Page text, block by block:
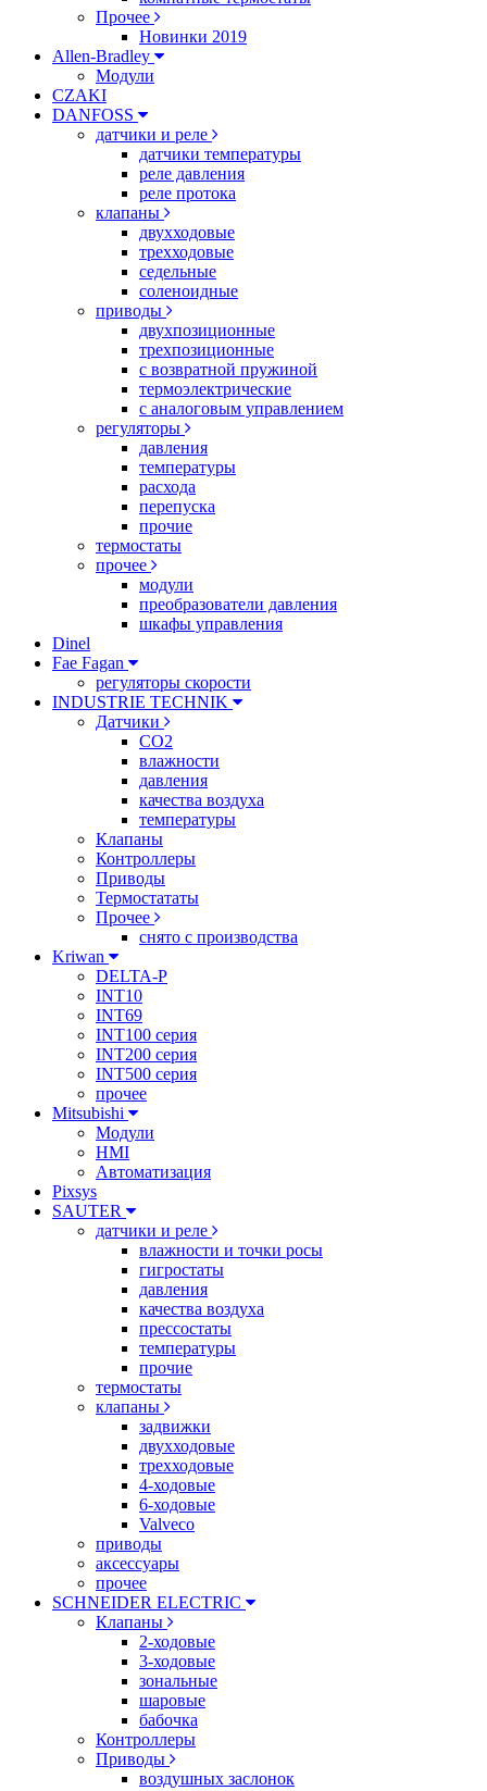
Прочее
Новинки 2019
Allen-Bradley
Модули
CZAKI
DANFOSS
датчики и реле
датчики температуры
реле давления
реле протока
клапаны
двухходовые
трехходовые
седельные
соленоидные
приводы
двухпозиционные
трехпозиционные
с возвратной пружиной
термоэлектрические
с аналоговым управлением
регуляторы
давления
температуры
расхода
перепуска
прочие
термостаты
прочее
модули
преобразователи давления
шкафы управления
Dinel
Fae Fagan
регуляторы скорости
INDUSTRIE TECHNIK
Датчики
CO2
влажности
давления
качества воздуха
температуры
Клапаны
Контроллеры
Приводы
Термостататы
Прочее
снято с производства
Kriwan
DELTA-P
INT10
INT69
INT100 серия
INT200 серия
INT500 серия
прочее
Mitsubishi
Модули
HMI
Автоматизация
Pixsys
SAUTER
датчики и реле
влажности и точки росы
гигростаты
давления
качества воздуха
прессостаты
температуры
прочие
термостаты
клапаны
задвижки
двухходовые
трехходовые
4-ходовые
6-ходовые
Valveco
приводы
аксессуары
прочее
SCHNEIDER ELECTRIC
Клапаны
2-ходовые
3-ходовые
зональные
шаровые
бабочка
Контроллеры
Приводы
воздушных заслонок